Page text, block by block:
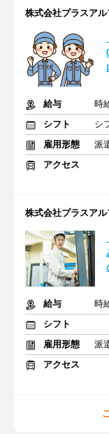
株式会社プラスアル
給与
時
シフト
シ
雇用形態
派
アクセス
株式会社プラスアル
給与
時
シフト
雇用形態
派
アクセス